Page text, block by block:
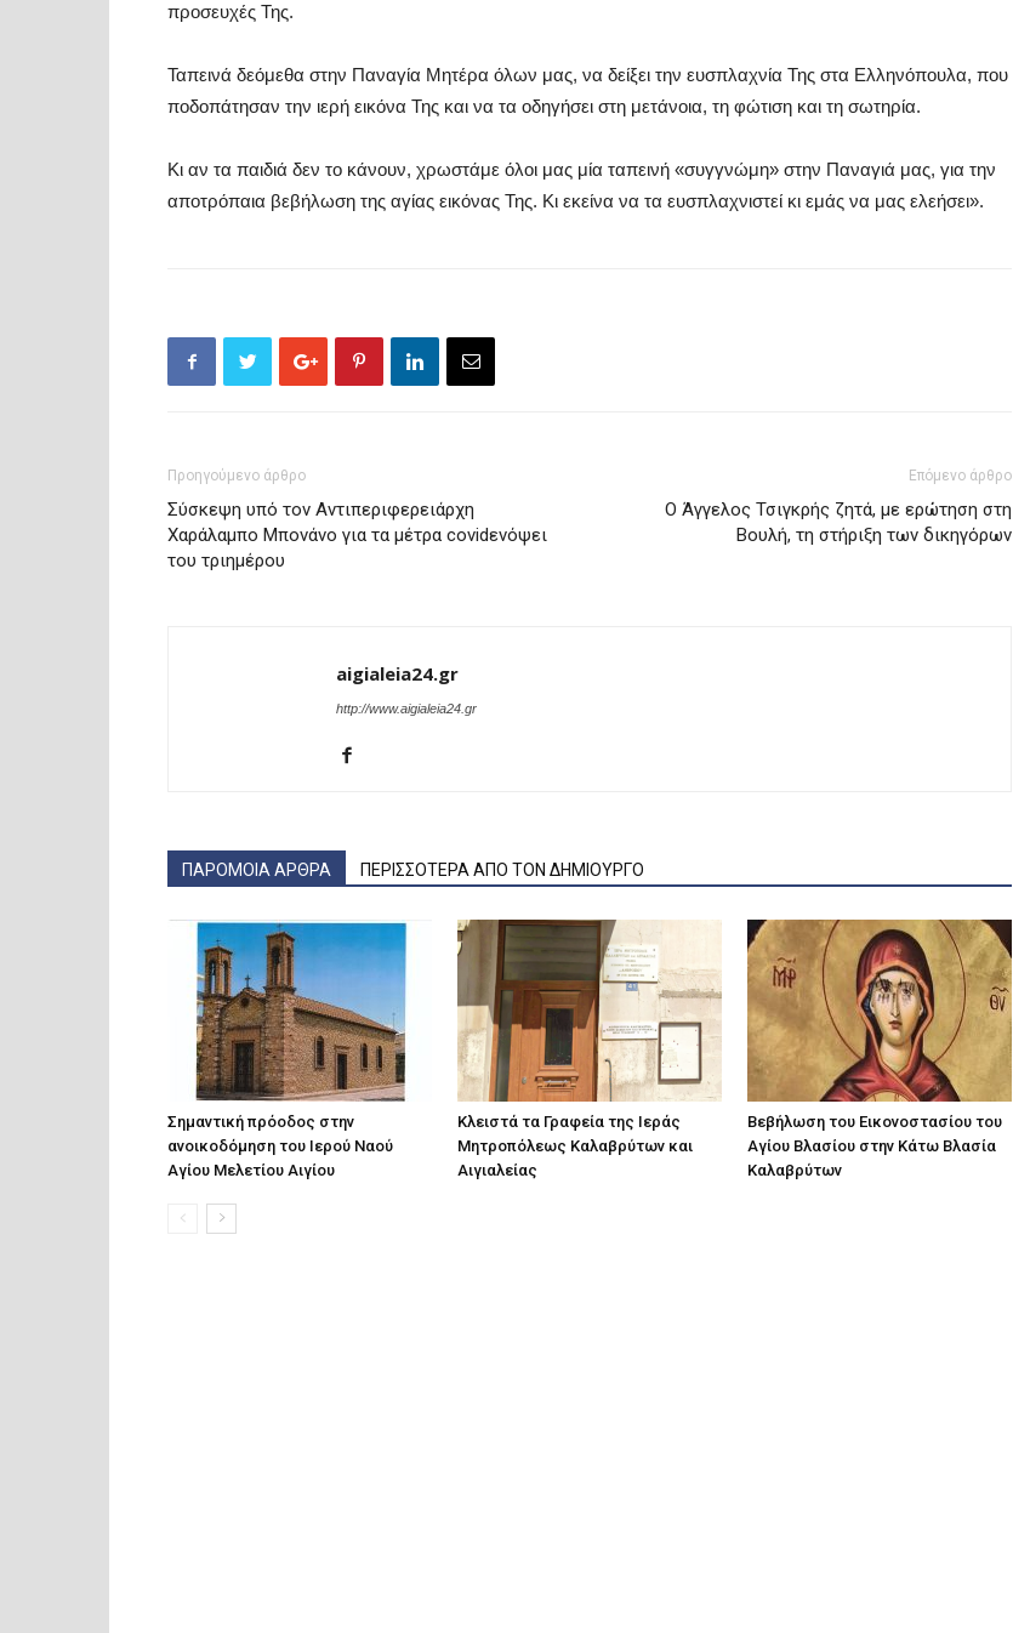
προσευχές Της.
Ταπεινά δεόμεθα στην Παναγία Μητέρα όλων μας, να δείξει την ευσπλαχνία Της στα Ελληνόπουλα, που
ποδοπάτησαν την ιερή εικόνα Της και να τα οδηγήσει στη μετάνοια, τη φώτιση και τη σωτηρία.
Κι αν τα παιδιά δεν το κάνουν, χρωστάμε όλοι μας μία ταπεινή «συγγνώμη» στην Παναγιά μας, για την
αποτρόπαια βεβήλωση της αγίας εικόνας Της. Κι εκείνα να τα ευσπλαχνιστεί κι εμάς να μας ελεήσει».
Προηγούμενο άρθρο
Σύσκεψη υπό τον Αντιπεριφερειάρχη
Χαράλαμπο Μπονάνο για τα μέτρα covidενόψει
του τριημέρου
Επόμενο άρθρο
Ο Άγγελος Τσιγκρής ζητά, με ερώτηση στη
Βουλή, τη στήριξη των δικηγόρων
aigialeia24.gr
http://www.aigialeia24.gr
ΠΑΡΟΜΟΙΑ ΑΡΘΡΑ ΠΕΡΙΣΣΟΤΕΡΑ ΑΠΟ ΤΟΝ ΔΗΜΙΟΥΡΓΟ
Σημαντική πρόοδος στην
ανοικοδόμηση του Ιερού Ναού
Αγίου Μελετίου Αιγίου
Κλειστά τα Γραφεία της Ιεράς
Μητροπόλεως Καλαβρύτων και
Αιγιαλείας
Βεβήλωση του Εικονοστασίου του
Αγίου Βλασίου στην Κάτω Βλασία
Καλαβρύτων